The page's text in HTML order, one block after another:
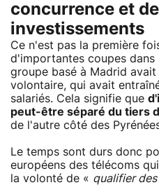
concurrence et
investissements
Ce n'est pas la première
d'importantes coupes dans
groupe basé à Madrid
volontaire, qui avait
salariés. Cela signifie que
peut-être séparé du tiers
de l'autre côté des
Le temps sont durs donc
européens des télécoms
la volonté de « qualifier